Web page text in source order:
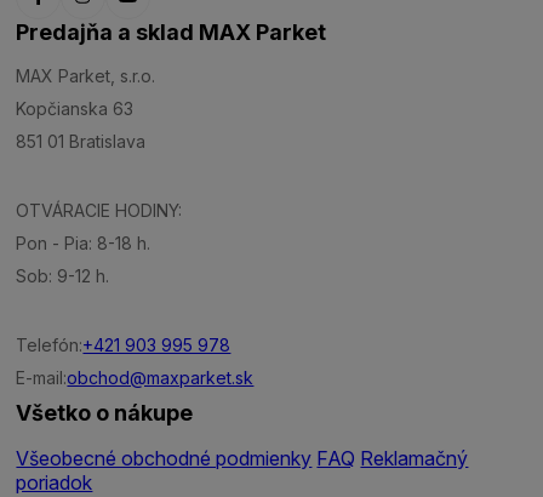
Predajňa a sklad MAX Parket
MAX Parket, s.r.o.
Kopčianska 63
851 01 Bratislava
OTVÁRACIE HODINY:
Pon - Pia: 8-18 h.
Sob: 9-12 h.
Telefón:+421 903 995 978
E-mail:obchod@maxparket.sk
Všetko o nákupe
Všeobecné obchodné podmienky FAQ Reklamačný
poriadok